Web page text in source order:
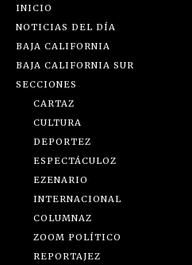
INICIO
NOTICIAS DEL DÍA
BAJA CALIFORNIA
BAJA CALIFORNIA SUR
SECCIONES
CARTAZ
CULTURA
DEPORTEZ
ESPECTÁCULOZ
EZENARIO
INTERNACIONAL
COLUMNAZ
ZOOM POLÍTICO
REPORTAJEZ